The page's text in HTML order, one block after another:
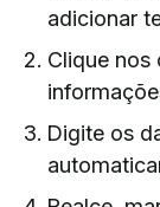
adicionar
Clique nos
Digite os